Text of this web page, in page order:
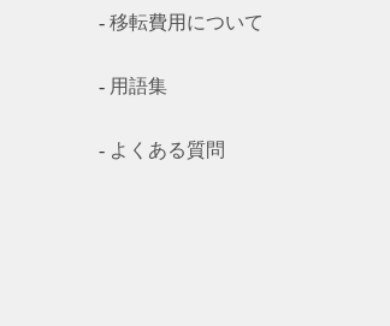
移転費用について
用語集
よくある質問